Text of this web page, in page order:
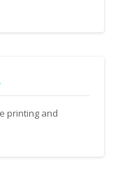
printing and